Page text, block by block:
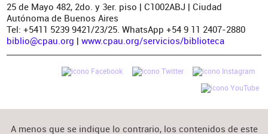
25 de Mayo 482, 2do. y 3er. piso | C1002ABJ | Ciudad
Autónoma de Buenos Aires
Tel: +5411 5239 9421/23/25. WhatsApp +54 9 11 2407-2880
biblio@cpau.org | www.cpau.org/servicios/biblioteca
A menos que se indique lo contrario, los contenidos de este